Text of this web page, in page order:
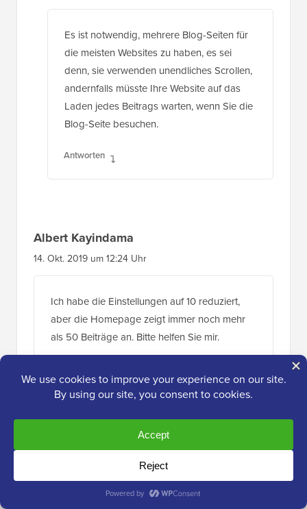
Es ist notwendig, mehrere Blog-Seiten für
die meisten Websites zu haben, es sei
denn, sie verwenden unendliches Scrollen,
andernfalls müsste Ihre Website auf das
Laden jedes Beitrags warten, wenn Sie die
Blog-Seite besuchen.
Antworten
Albert Kayindama
14. Okt. 2019 um 12:24 Uhr
Ich habe die Einstellungen auf 10 reduziert,
aber die Homepage zeigt immer noch mehr
als 50 Beiträge an. Bitte helfen Sie mir.
WPBeginner-Support
Wenn Ihr Theme diese Einstellungen